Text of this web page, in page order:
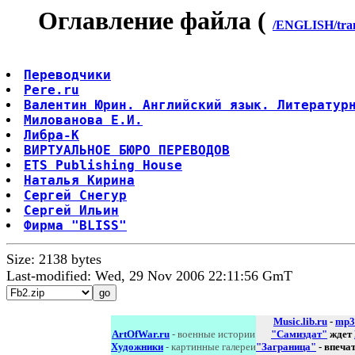
Оглавление файла ( /ENGLISH/
Переводчики
Pere.ru
Валентин Юрин. Английский язык.
Милованова Е.И.
Либра-К
ВИРТУАЛЬНОЕ БЮРО ПЕРЕВОДОВ
ETS Publishing House
Наталья Кирина
Сергей Снегур
Сергей Ильин
Фирма "BLISS"
Size: 2138 bytes
Last-modified: Wed, 29 Nov 2006 22:11:56 GmT
ArtOfWar.ru - военные истории
Художники - картинные галереи
Music.lib.ru - mp3
"Самиздат" ждет
"Заграница" -